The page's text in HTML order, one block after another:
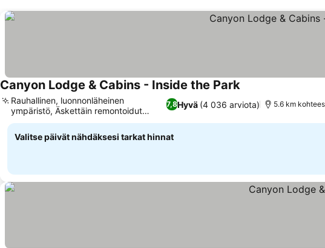
Canyon Lodge & Cabins - Inside the Park
7,8Hyvä (4 036 arviota)
Rauhallinen, luonnonläheinen
ympäristö, Äskettäin remontoidut
majatalot
5.6 km
Valitse päivät nähdäksesi tarkat hinnat